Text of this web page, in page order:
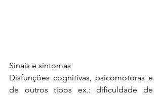
Sinais e sintomas
Disfunções cognitivas, psicomotoras e
de outros tipos ex.: dificuldade de